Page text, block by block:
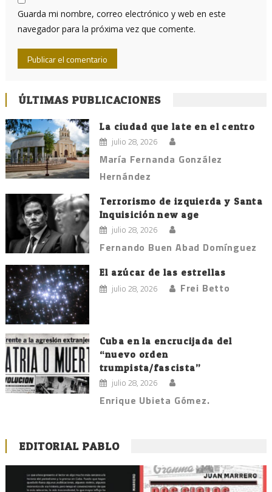
Guarda mi nombre, correo electrónico y web en este
navegador para la próxima vez que comente.
ÚLTIMAS PUBLICACIONES
La ciudad que late en el centro
julio 28, 2026
María Fernanda González
Hernández
Terrorismo de izquierda y Santa
Inquisición new age
julio 28, 2026
Fernando Buen Abad Domínguez
El azúcar de las estrellas
julio 28, 2026 Frei Betto
Cuba en la encrucijada del
“nuevo orden
trumpista/fascista”
julio 28, 2026
Enrique Ubieta Gómez.
EDITORIAL PABLO